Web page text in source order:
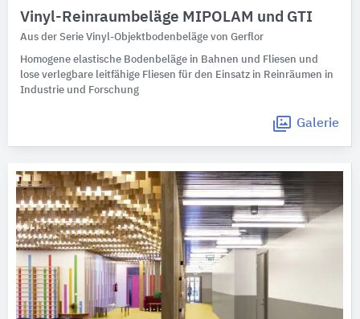
Vinyl-Reinraumbeläge MIPOLAM und GTI
Aus der Serie Vinyl-Objektbodenbeläge von Gerflor
Homogene elastische Bodenbeläge in Bahnen und Fliesen und
lose verlegbare leitfähige Fliesen für den Einsatz in Reinräumen in
Industrie und Forschung
Galerie